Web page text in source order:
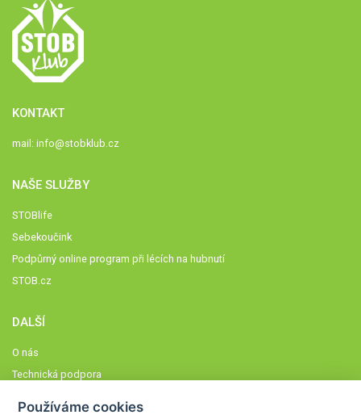
KONTAKT
mail: info@stobklub.cz
NAŠE SLUŽBY
STOBlife
Sebekoučink
Podpůrný online program při lécích na hubnutí
STOB.cz
DALŠÍ
O nás
Technická podpora
Používáme cookies